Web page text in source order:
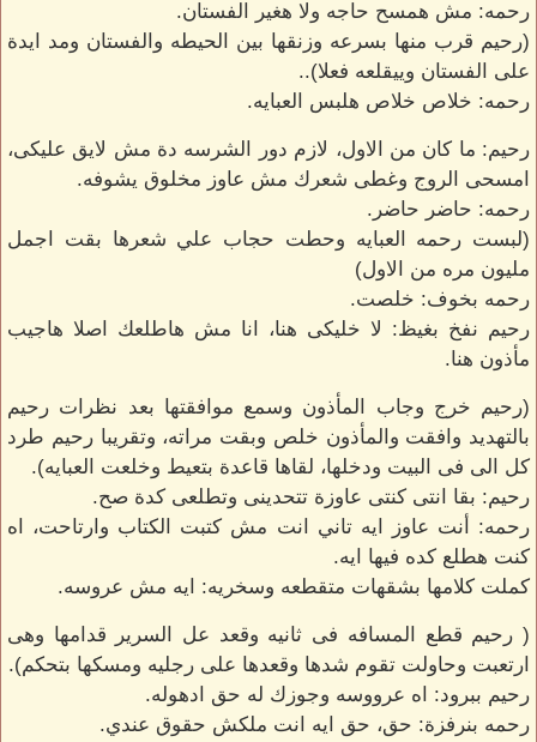
رحمه: مش همسح حاجه ولا هغير الفستان.
(رحيم قرب منها بسرعه وزنقها بين الحيطه والفستان ومد ايدة
على الفستان وييقلعه فعلا)..
رحمه: خلاص خلاص هلبس العبايه.
رحيم: ما كان من الاول، لازم دور الشرسه دة مش لايق عليكى،
امسحى الروج وغطى شعرك مش عاوز مخلوق يشوفه.
رحمه: حاضر حاضر.
(لبست رحمه العبايه وحطت حجاب علي شعرها بقت اجمل
مليون مره من الاول)
رحمه بخوف: خلصت.
رحيم نفخ بغيظ: لا خليكى هنا، انا مش هاطلعك اصلا هاجيب
مأذون هنا.
(رحيم خرج وجاب المأذون وسمع موافقتها بعد نظرات رحيم
بالتهديد وافقت والمأذون خلص وبقت مراته، وتقريبا رحيم طرد
كل الى فى البيت ودخلها، لقاها قاعدة بتعيط وخلعت العبايه).
رحيم: بقا انتى كنتى عاوزة تتحدينى وتطلعى كدة صح.
رحمه: أنت عاوز ايه تاني انت مش كتبت الكتاب وارتاحت، اه
كنت هطلع كده فيها ايه.
كملت كلامها بشقهات متقطعه وسخريه: ايه مش عروسه.
( ‏رحيم قطع المسافه فى ثانيه وقعد عل السرير قدامها وهى
ارتعبت وحاولت تقوم شدها وقعدها على رجليه ومسكها بتحكم).
رحيم ببرود: اه عرووسه وجوزك له حق ادهوله.
رحمه بنرفزة: حق، حق ايه انت ملكش حقوق عندي.